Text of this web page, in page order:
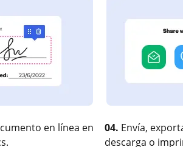
en línea en
04. Envía,
descarga o